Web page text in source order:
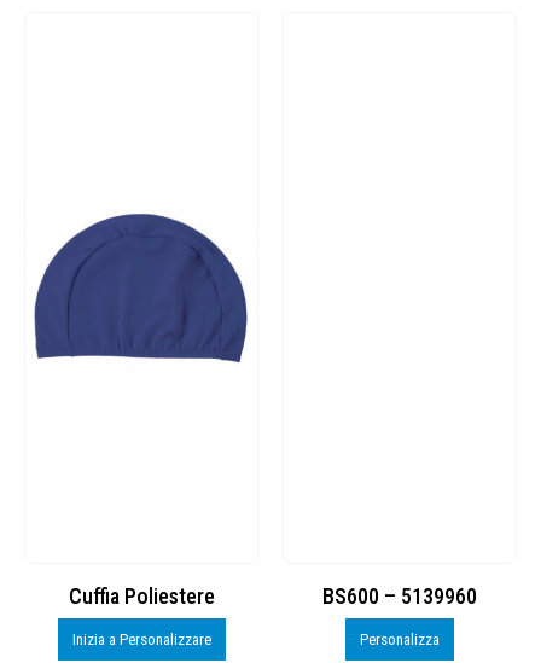
Cuffia Poliestere
Inizia a Personalizzare
BS600 – 5139960
Personalizza